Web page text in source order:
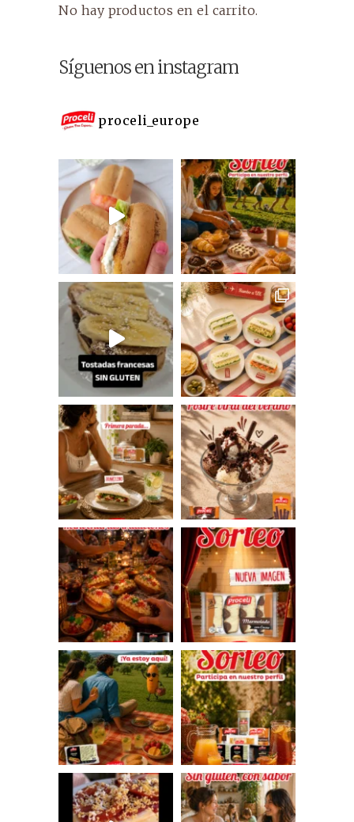
No hay productos en el carrito.
Síguenos en instagram
proceli_europe